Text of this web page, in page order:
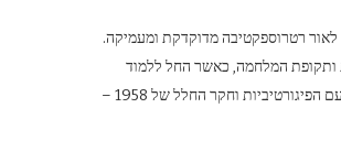
רטרוספקטיבה מדוקדקת ומעמיקה.
כמו גם אלו מהעשורים הראשונים ליצירתו – משנות ה-30 המאוחרות ותקופת המלחמה, כאשר החל ללמוד
רישום וציור, דרך השנים שלאחר המלחמה והתקופה הריאליסטית הסוציאליסטית, ועד לשבירה הרדיקלית עם הפיגורטיביות וחקר החלל של 1958 –